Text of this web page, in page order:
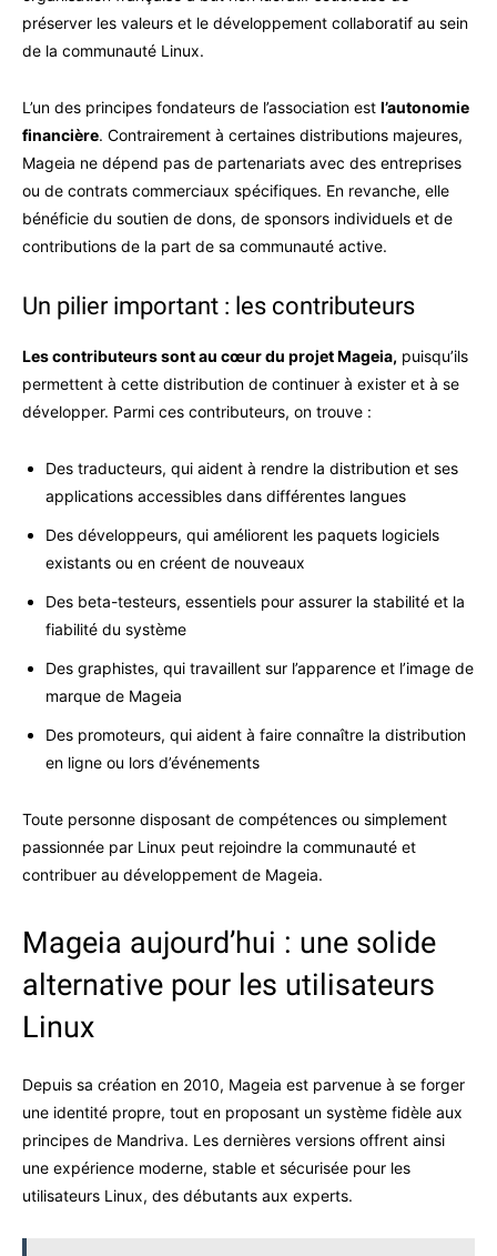
préserver les valeurs et le développement collaboratif au sein
de la communauté Linux.
L’un des principes fondateurs de l’association est l’autonomie
financière. Contrairement à certaines distributions majeures,
Mageia ne dépend pas de partenariats avec des entreprises
ou de contrats commerciaux spécifiques. En revanche, elle
bénéficie du soutien de dons, de sponsors individuels et de
contributions de la part de sa communauté active.
Un pilier important : les contributeurs
Les contributeurs sont au cœur du projet Mageia, puisqu’ils
permettent à cette distribution de continuer à exister et à se
développer. Parmi ces contributeurs, on trouve :
Des traducteurs, qui aident à rendre la distribution et ses
applications accessibles dans différentes langues
Des développeurs, qui améliorent les paquets logiciels
existants ou en créent de nouveaux
Des beta-testeurs, essentiels pour assurer la stabilité et la
fiabilité du système
Des graphistes, qui travaillent sur l’apparence et l’image de
marque de Mageia
Des promoteurs, qui aident à faire connaître la distribution
en ligne ou lors d’événements
Toute personne disposant de compétences ou simplement
passionnée par Linux peut rejoindre la communauté et
contribuer au développement de Mageia.
Mageia aujourd’hui : une solide
alternative pour les utilisateurs
Linux
Depuis sa création en 2010, Mageia est parvenue à se forger
une identité propre, tout en proposant un système fidèle aux
principes de Mandriva. Les dernières versions offrent ainsi
une expérience moderne, stable et sécurisée pour les
utilisateurs Linux, des débutants aux experts.